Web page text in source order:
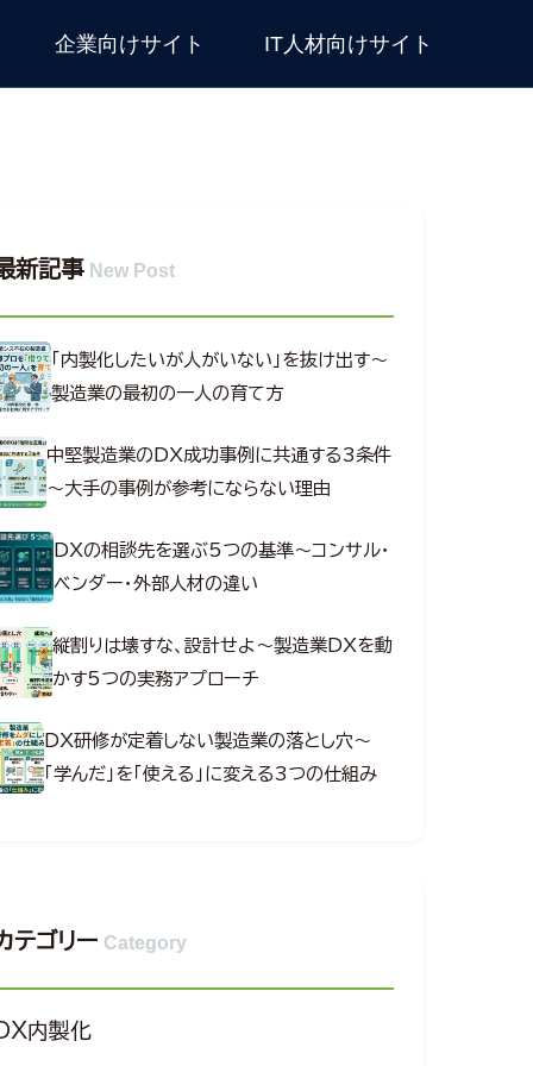
企業向けサイト IT人材向けサイト
新記事 New Post
「内製化したいが人がいない」を抜け出す～
製造業の最初の一人の育て方
中堅製造業のDX成功事例に共通する3条件
～大手の事例が参考にならない理由
DXの相談先を選ぶ5つの基準～コンサル・
ベンダー・外部人材の違い
縦割りは壊すな、設計せよ～製造業DXを動
かす5つの実務アプローチ
DX研修が定着しない製造業の落とし穴～
「学んだ」を「使える」に変える3つの仕組み
テゴリー Category
内製化